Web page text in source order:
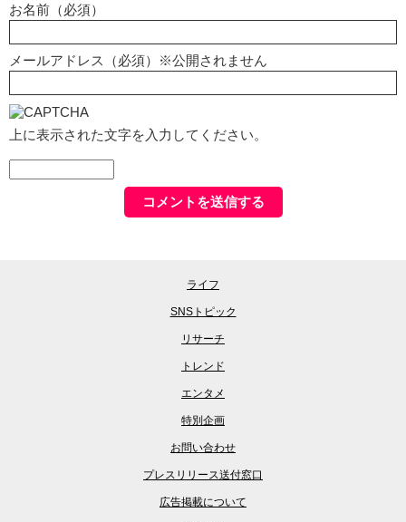
お名前（必須）
メールアドレス（必須）※公開されません
上に表示された文字を入力してください。
ライフ
SNSトピック
リサーチ
トレンド
エンタメ
特別企画
お問い合わせ
プレスリリース送付窓口
広告掲載について